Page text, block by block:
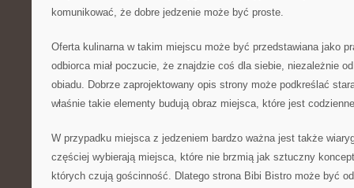
komunikować, że dobre jedzenie może być proste.
Oferta kulinarna w takim miejscu może być przedstawiana jako
odbiorca miał poczucie, że znajdzie coś dla siebie, niezależnie
obiadu. Dobrze zaprojektowany opis strony może podkreślać
właśnie takie elementy budują obraz miejsca, które jest
W przypadku miejsca z jedzeniem bardzo ważna jest także
częściej wybierają miejsca, które nie brzmią jak sztuczny
których czują gościnność. Dlatego strona Bibi Bistro może być